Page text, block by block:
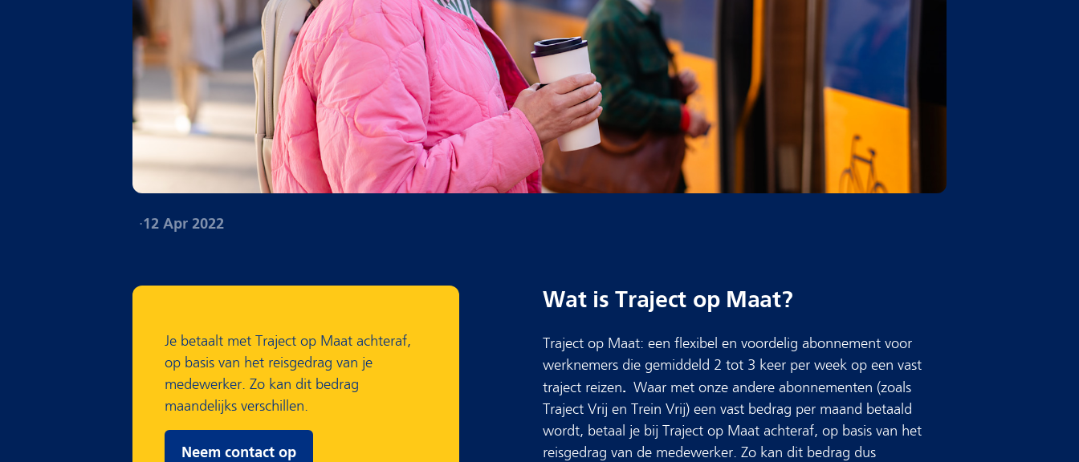
·12 Apr 2022
Je betaalt met Traject op Maat achteraf,
op basis van het reisgedrag van je
medewerker. Zo kan dit bedrag
maandelijks verschillen.
Neem contact op
Wat is Traject op Maat?
Traject op Maat: een flexibel en voordelig abonnement voor
werknemers die gemiddeld 2 tot 3 keer per week op een vast
traject reizen. Waar met onze andere abonnementen (zoals
Traject Vrij en Trein Vrij) een vast bedrag per maand betaald
wordt, betaal je bij Traject op Maat achteraf, op basis van het
reisgedrag van de medewerker. Zo kan dit bedrag dus